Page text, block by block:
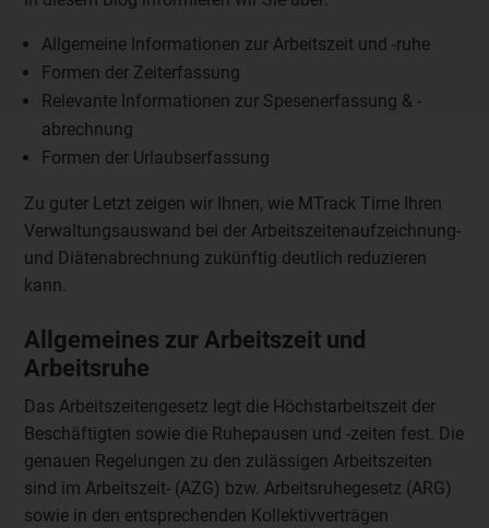
Allgemeine Informationen zur Arbeitszeit und -ruhe
Formen der Zeiterfassung
Relevante Informationen zur Spesenerfassung & -
abrechnung
Formen der Urlaubserfassung
Zu guter Letzt zeigen wir Ihnen, wie MTrack Time Ihren
Verwaltungsauswand bei der Arbeitszeitenaufzeichnung-
und Diätenabrechnung zukünftig deutlich reduzieren
kann.
Allgemeines zur Arbeitszeit und
Arbeitsruhe
Das Arbeitszeitengesetz legt die Höchstarbeitszeit der
Beschäftigten sowie die Ruhepausen und -zeiten fest. Die
genauen Regelungen zu den zulässigen Arbeitszeiten
sind im Arbeitszeit- (AZG) bzw. Arbeitsruhegesetz (ARG)
sowie in den entsprechenden Kollektivverträgen